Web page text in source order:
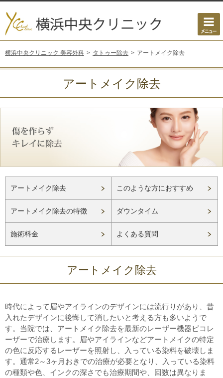
横浜中央クリニック 美容外科 タトゥー除去 アートメイク除去
アートメイク除去
アートメイク除去 このような方におすすめ
アートメイク除去の特徴 ダウンタイム
施術料金 よくある質問
アートメイク除去
時代によって眉やアイラインのデザインには流行りがあり、昔
入れたデザインに後悔して消したいと考える方も多いようで
す。当院では、アートメイク除去を最新のレーザー機器ピコレ
ーザーで治療します。眉やアイラインなどアートメイクの特定
の色に反応するレーザーを照射し、入っている染料を破壊しま
す。通常2～3ヶ月おきでの治療が必要となり、入っている染料
の種類や色、インクの深さでも治療期間や、回数は異なりま